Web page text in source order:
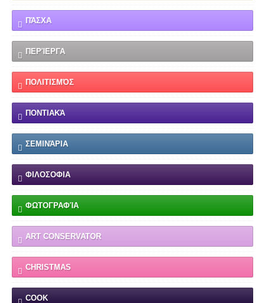
ΠΆΣΧΑ
ΠΕΡΊΕΡΓΑ
ΠΟΛΙΤΙΣΜΌΣ
ΠΟΝΤΙΑΚΆ
ΣΕΜΙΝΆΡΙΑ
ΦΙΛΟΣΟΦΙΑ
ΦΩΤΟΓΡΑΦΊΑ
ART CONSERVATOR
CHRISTMAS
COOK